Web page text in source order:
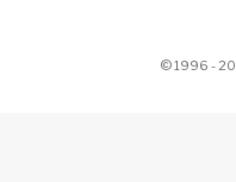
© 1996 -